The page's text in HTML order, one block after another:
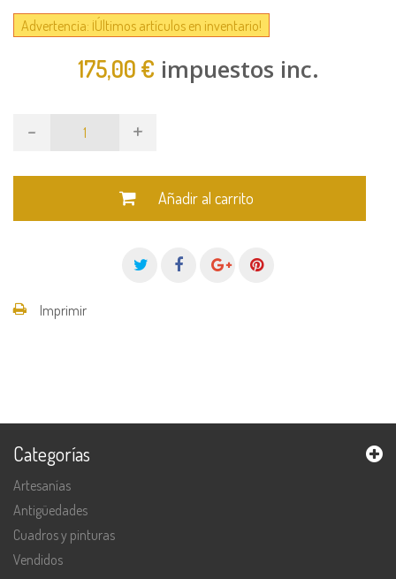
Advertencia: ¡Últimos artículos en inventario!
175,00 € impuestos inc.
- +
Añadir al carrito
Imprimir
Categorías
Artesanías
Antigüedades
Cuadros y pinturas
Vendidos